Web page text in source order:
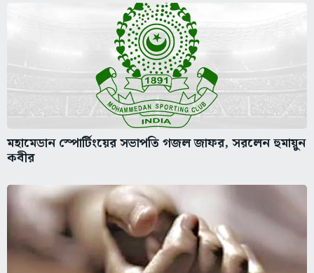
মহামেডান স্পোর্টিংয়ের সভাপতি গজল জাফর, সরলেন হুমায়ুন
কবীর